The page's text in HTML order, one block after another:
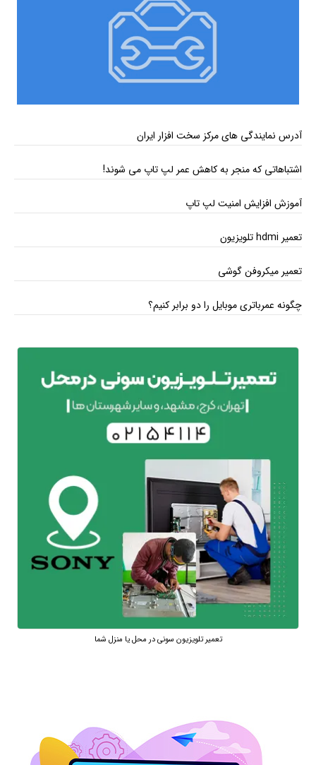
آدرس نمایندگی های مرکز سخت افزار ایران
اشتباهاتی که منجر به کاهش عمر لپ تاپ می ‌شوند!
آموزش افزایش امنیت لپ تاپ
تعمیر hdmi تلویزیون
تعمیر میکروفن گوشی
چگونه عمرباتری موبایل را دو برابر کنیم؟
تعمیر تلویزیون سونی در محل یا منزل شما